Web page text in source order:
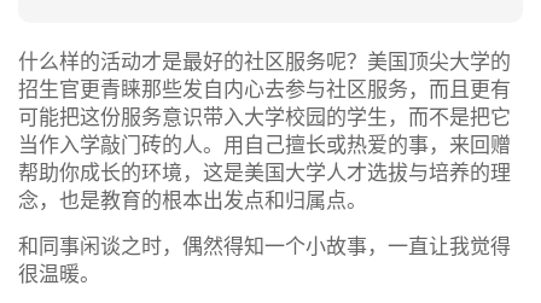
什么样的活动才是最好的社区服务呢？美国顶尖大学的
招生官更青睐那些发自内心去参与社区服务，而且更有
可能把这份服务意识带入大学校园的学生，而不是把它
当作入学敲门砖的人。用自己擅长或热爱的事，来回赠
帮助你成长的环境，这是美国大学人才选拔与培养的理
念，也是教育的根本出发点和归属点。
和同事闲谈之时，偶然得知一个小故事，一直让我觉得
很温暖。